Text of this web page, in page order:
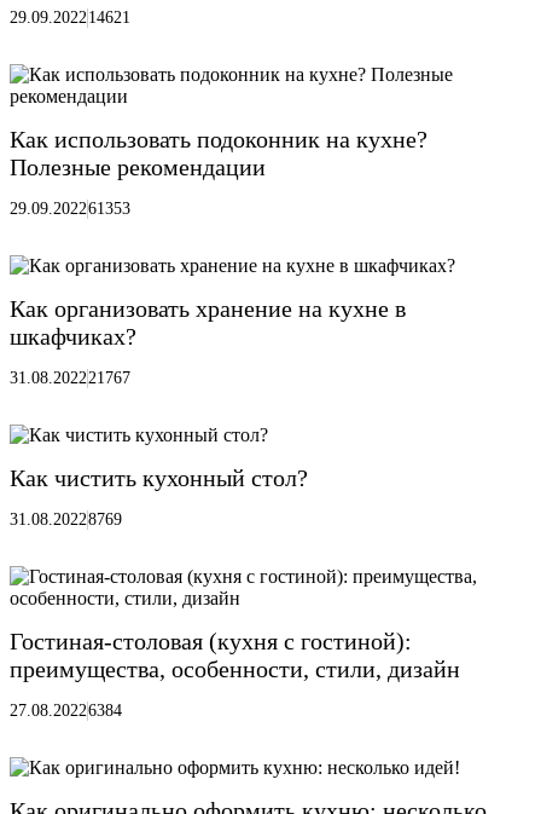
29.09.202214621
Как использовать подоконник на кухне?
Полезные рекомендации
29.09.202261353
Как организовать хранение на кухне в
шкафчиках?
31.08.202221767
Как чистить кухонный стол?
31.08.20228769
Гостиная-столовая (кухня с гостиной):
преимущества, особенности, стили, дизайн
27.08.20226384